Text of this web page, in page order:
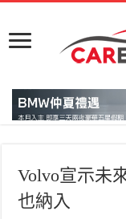
Volvo宣示未
也納入